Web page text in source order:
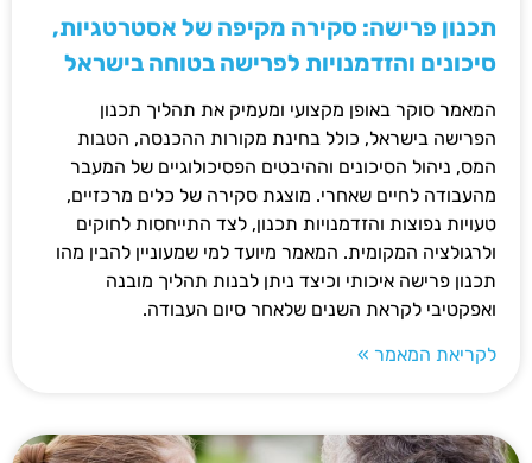
תכנון פרישה: סקירה מקיפה של אסטרטגיות,
סיכונים והזדמנויות לפרישה בטוחה בישראל
המאמר סוקר באופן מקצועי ומעמיק את תהליך תכנון
הפרישה בישראל, כולל בחינת מקורות ההכנסה, הטבות
המס, ניהול הסיכונים וההיבטים הפסיכולוגיים של המעבר
מהעבודה לחיים שאחרי. מוצגת סקירה של כלים מרכזיים,
טעויות נפוצות והזדמנויות תכנון, לצד התייחסות לחוקים
ולרגולציה המקומית. המאמר מיועד למי שמעוניין להבין מהו
תכנון פרישה איכותי וכיצד ניתן לבנות תהליך מובנה
ואפקטיבי לקראת השנים שלאחר סיום העבודה.
לקריאת המאמר »